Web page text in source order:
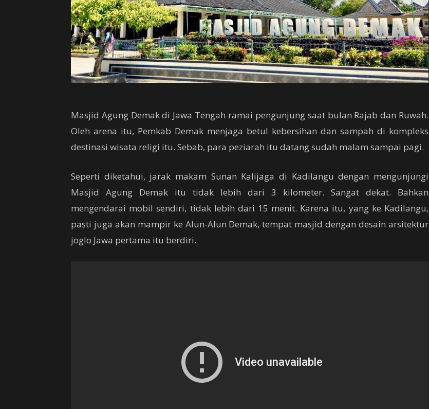
Masjid Agung Demak di Jawa Tengah ramai pengunjung saat bulan Rajab dan Ruwah.
Oleh arena itu, Pemkab Demak menjaga betul kebersihan dan sampah di kompleks
destinasi wisata religi itu. Sebab, para peziarah itu datang sudah malam sampai pagi.
Seperti diketahui, jarak makam Sunan Kalijaga di Kadilangu dengan mengunjungi
Masjid Agung Demak itu tidak lebih dari 3 kilometer. Sangat dekat. Bahkan
mengendarai mobil sendiri, tidak lebih dari 15 menit. Karena itu, yang ke Kadilangu,
pasti juga akan mampir ke Alun-Alun Demak, tempat masjid dengan desain arsitektur
joglo Jawa pertama itu berdiri.